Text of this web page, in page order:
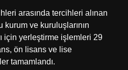
​​arasında tercihleri ​​alınan
kurum ve kuruluşlarının
için yerleştirme işlemleri 29
ön lisans ve lise
tamamlandı.